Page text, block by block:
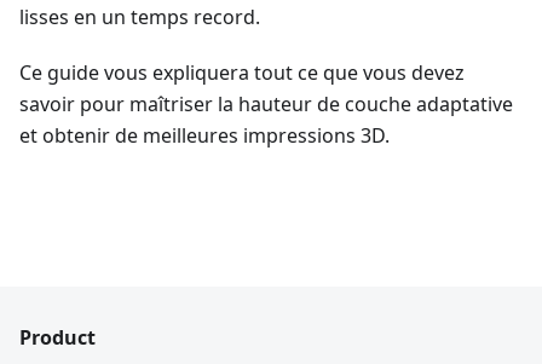
lisses en un temps record.
Ce guide vous expliquera tout ce que vous devez
savoir pour maîtriser la hauteur de couche adaptative
et obtenir de meilleures impressions 3D.
Product